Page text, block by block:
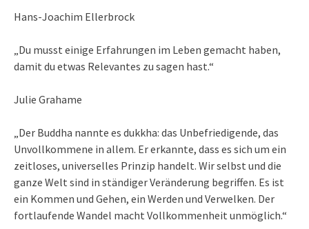
Hans-Joachim Ellerbrock
„Du musst einige Erfahrungen im Leben gemacht haben,
damit du etwas Relevantes zu sagen hast.“
Julie Grahame
„Der Buddha nannte es dukkha: das Unbefriedigende, das
Unvollkommene in allem. Er erkannte, dass es sich um ein
zeitloses, universelles Prinzip handelt. Wir selbst und die
ganze Welt sind in ständiger Veränderung begriffen. Es ist
ein Kommen und Gehen, ein Werden und Verwelken. Der
fortlaufende Wandel macht Vollkommenheit unmöglich.“